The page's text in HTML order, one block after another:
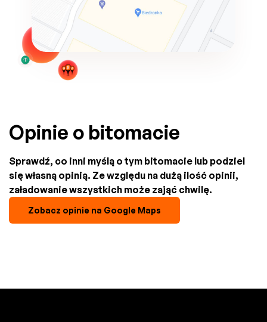
Opinie o bitomacie
Sprawdź, co inni myślą o tym bitomacie lub podziel
się własną opinią. Ze względu na dużą ilość opinii,
załadowanie wszystkich może zająć chwilę.
Zobacz opinie na Google Maps